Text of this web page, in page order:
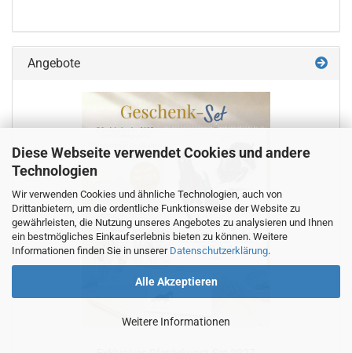
Diese Webseite verwendet Cookies und andere
Technologien
Wir verwenden Cookies und ähnliche Technologien, auch von
Drittanbietern, um die ordentliche Funktionsweise der Website zu
gewährleisten, die Nutzung unseres Angebotes zu analysieren und Ihnen
ein bestmögliches Einkaufserlebnis bieten zu können. Weitere
Informationen finden Sie in unserer Datenschutzerklärung.
Alle Akzeptieren
Weitere Informationen
Angebote